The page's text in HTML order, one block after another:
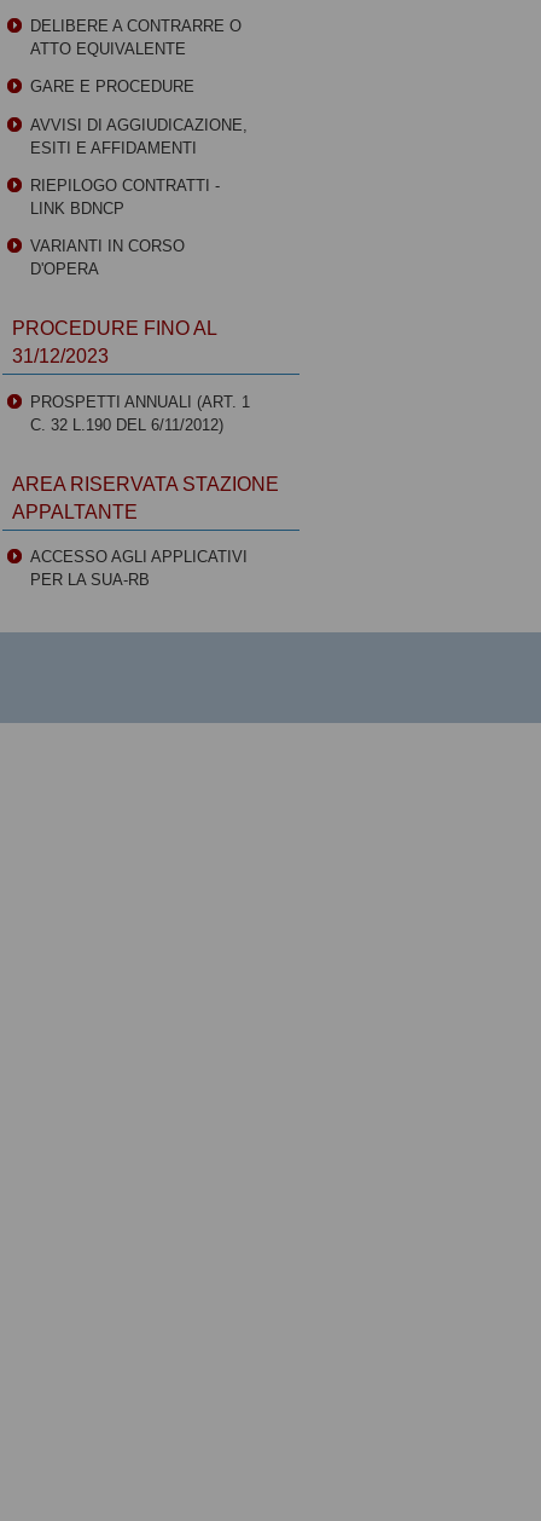
DELIBERE A CONTRARRE O
ATTO EQUIVALENTE
GARE E PROCEDURE
AVVISI DI AGGIUDICAZIONE,
ESITI E AFFIDAMENTI
RIEPILOGO CONTRATTI -
LINK BDNCP
VARIANTI IN CORSO
D'OPERA
PROCEDURE FINO AL
31/12/2023
PROSPETTI ANNUALI (ART. 1
C. 32 L.190 DEL 6/11/2012)
AREA RISERVATA STAZIONE
APPALTANTE
ACCESSO AGLI APPLICATIVI
PER LA SUA-RB